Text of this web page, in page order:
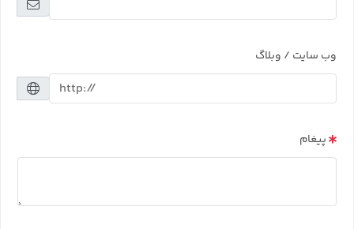
وب سایت / وبلاگ
پیغام